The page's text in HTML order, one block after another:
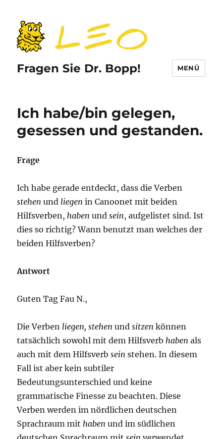
Fragen Sie Dr. Bopp! MENÜ
Ich habe/bin gelegen,
gesessen und gestanden.
Frage
Ich habe gerade entdeckt, dass die Verben
stehen und liegen in Canoonet mit beiden
Hilfsverben,haben undsein, aufgelistet sind. Ist
dies so richtig? Wann benutzt man welches der
beiden Hilfsverben?
Antwort
Guten Tag Fau N.,
Die Verben liegen, stehen undsitzen können
tatsächlich sowohl mit dem Hilfsverbhaben als
auch mit dem Hilfsverbsein stehen. In diesem
Fall ist aber kein subtiler
Bedeutungsunterschied und keine
grammatische Finesse zu beachten. Diese
Verben werden im nördlichen deutschen
Sprachraum mithaben und im südlichen